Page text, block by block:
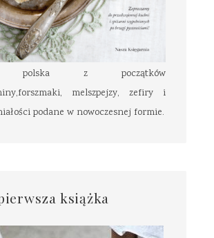
polska z początków
melszpejzy, zefiry i
podane w nowoczesnej formie.
książka